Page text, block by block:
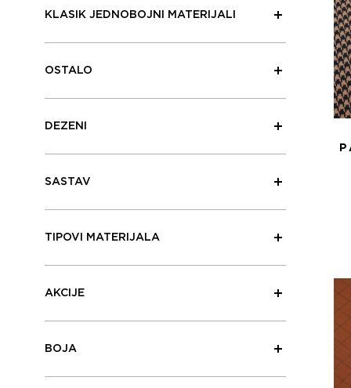
KLASIK JEDNOBOJNI MATERIJALI
OSTALO
DEZENI
SASTAV
TIPOVI MATERIJALA
AKCIJE
BOJA